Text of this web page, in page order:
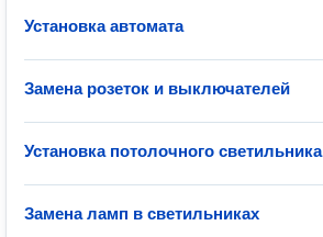
Установка автомата
Замена розеток и выключателей
Установка потолочного светильника
Замена ламп в светильниках